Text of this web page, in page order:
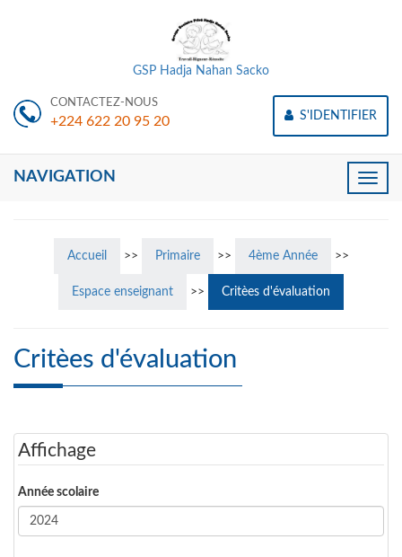
GSP Hadja Nahan Sacko
CONTACTEZ-NOUS
+224 622 20 95 20 S'IDENTIFIER
Toggle
NAVIGATION
Accueil >> Primaire >> 4ème Année >>
Espace enseignant >> Critèes d'évaluation
Critèes d'évaluation
Affichage
Année scolaire